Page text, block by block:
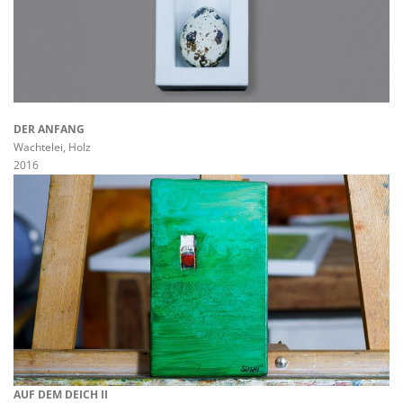
DER ANFANG
Wachtelei, Holz
2016
AUF DEM DEICH II